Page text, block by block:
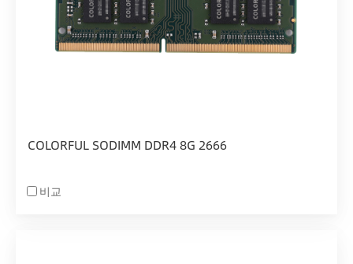
COLORFUL SODIMM DDR4 8G 2666
비교